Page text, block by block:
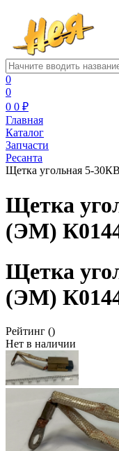
0
0
0 0 ₽
Главная
Каталог
Запчасти
Ресанта
Щетка угольная 5-
Щетка
(ЭМ)
Щетка
(ЭМ)
Рейтинг ()
Нет в наличии